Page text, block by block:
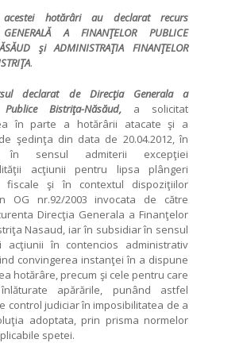
hotărâri au declarat recurs
ĂA FINANŢELOR PUBLICE
ĂSĂUD şi ADMINISTRAŢIA FINANŢELOR
ŢA.
declarat de Direcţia Generala a
Bistriţa-Năsăud, a solicitat
în parte a hotărârii atacate şi a
şedinţa din data de 20.04.2012, în
în sensul admiterii excepţiei
acţiunii pentru lipsa plângeri
fiscale şi în contextul dispoziţiilor
OG nr.92/2003 invocata de către
Direcţia Generala a Finanţelor
Nasaud, iar în subsidiar în sensul
acţiunii în contencios administrativ
convingerea instanţei în a dispune
hotărâre, precum şi cele pentru care
apărările, punând astfel
control judiciar în imposibilitatea de a
adoptata, prin prisma normelor
spetei.